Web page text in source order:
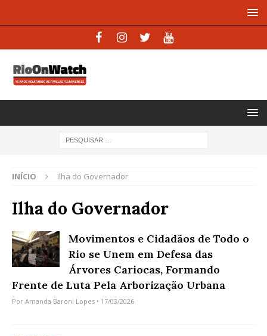
INÍCIO Ilha do Governador
Ilha do Governador
Movimentos e Cidadãos de Todo o
Rio se Unem em Defesa das
Árvores Cariocas, Formando
Frente de Luta Pela Arborização Urbana
Por Amanda Baroni Lopes • 17/03/2026